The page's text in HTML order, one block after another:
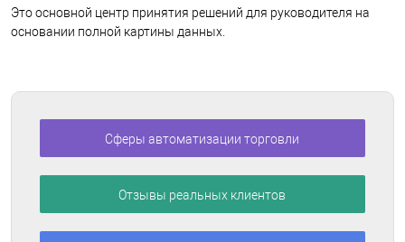
Это основной центр принятия решений для руководителя на
основании полной картины данных.
Сферы автоматизации торговли
Отзывы реальных клиентов